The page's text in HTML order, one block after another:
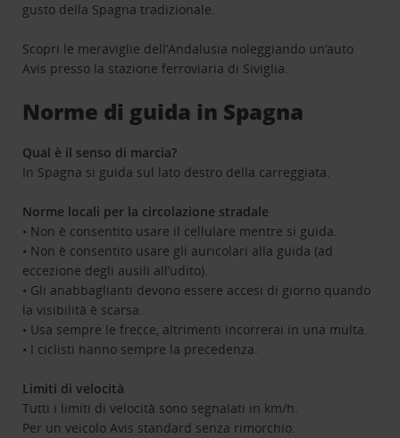
gusto della Spagna tradizionale.
Scopri le meraviglie dell’Andalusia noleggiando un’auto
Avis presso la stazione ferroviaria di Siviglia.
Norme di guida in Spagna
Qual è il senso di marcia?
In Spagna si guida sul lato destro della carreggiata.
Norme locali per la circolazione stradale
• Non è consentito usare il cellulare mentre si guida.
• Non è consentito usare gli auricolari alla guida (ad
eccezione degli ausili all’udito).
• Gli anabbaglianti devono essere accesi di giorno quando
la visibilità è scarsa.
• Usa sempre le frecce, altrimenti incorrerai in una multa.
• I ciclisti hanno sempre la precedenza.
Limiti di velocità
Tutti i limiti di velocità sono segnalati in km/h.
Per un veicolo Avis standard senza rimorchio: